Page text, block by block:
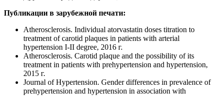
Публикации в зарубежной печати:
Atherosclerosis. Individual atorvastatin doses titration to
treatment of carotid plaques in patients with arterial
hypertension I-II degree, 2016 г.
Atherosclerosis. Carotid plaque and the possibility of its
treatment in patients with prehypertension and hypertension,
2015 г.
Journal of Hypertension. Gender differences in prevalence of
prehypertension and hypertension in association with